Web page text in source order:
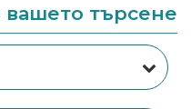
търсене